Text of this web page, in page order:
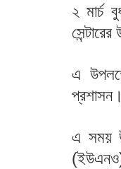
২ মার্চ
এ
এ সময়
(ইউএনও)